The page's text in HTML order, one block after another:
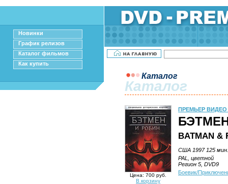
Новинки
График релизов
Каталог фильмов
Как купить
Каталог
Каталог
Цена: 700 руб.
В корзину
ПРЕМЬЕР
BATMAN &
США 1997 125 мин.
PAL, цветной
Регион 5, DVD9
Боевик/